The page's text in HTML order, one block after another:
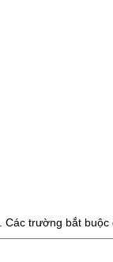
Các trường bắt buộc